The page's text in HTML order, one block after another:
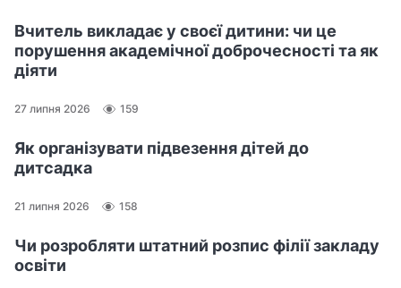
Вчитель викладає у своєї дитини: чи це
порушення академічної доброчесності та як
діяти
27 липня 2026 159
Як організувати підвезення дітей до
дитсадка
21 липня 2026 158
Чи розробляти штатний розпис філії закладу
освіти